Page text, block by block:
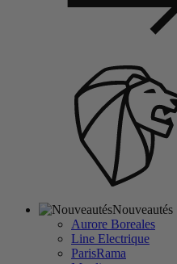
Nouveautés
Aurore Boreales
Line Electrique
ParisRama